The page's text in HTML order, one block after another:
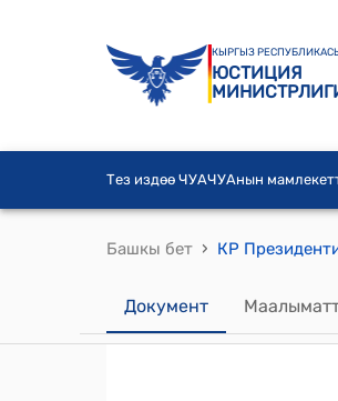
КЫРГЫЗ
ЮСТИЦИЯ
Тез издөө ЧУАЧУАнын
Башкы бет ›
Документ